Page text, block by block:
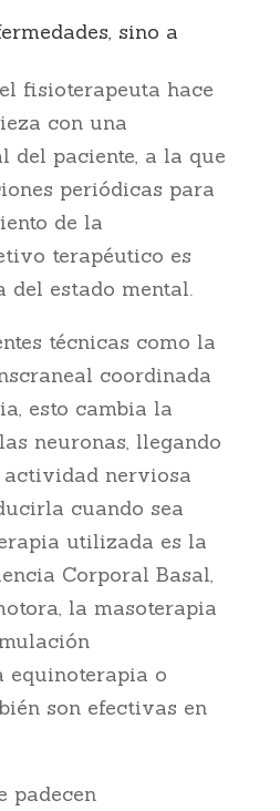
sino a
fisioterapeuta hace
con una
del paciente, a la que
periódicas para
de la
terapéutico es
del estado mental.
técnicas como la
coordinada
esto cambia la
neuronas, llegando
nerviosa
cuando sea
utilizada es la
Corporal Basal,
la masoterapia
equinoterapia o
son efectivas en
padecen